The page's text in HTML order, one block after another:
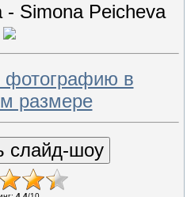
Simona Peicheva
фотографию в
размере